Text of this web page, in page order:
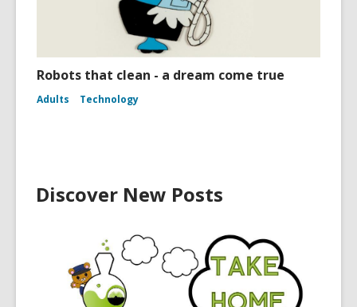
Robots that clean - a dream come true
Adults Technology
Discover New Posts